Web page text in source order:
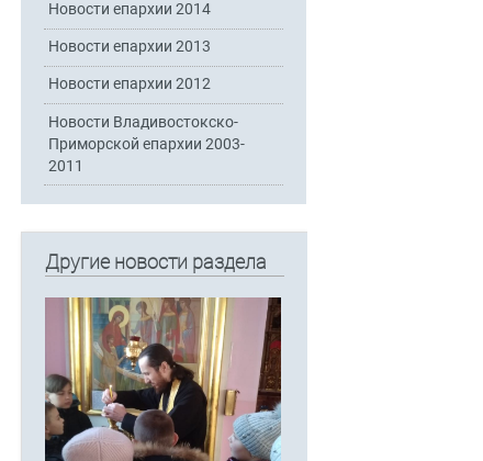
Новости епархии 2014
Новости епархии 2013
Новости епархии 2012
Новости Владивостокско-
Приморской епархии 2003-
2011
Другие новости раздела